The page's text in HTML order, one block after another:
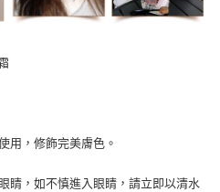
用，修飾完美膚色。
睛，如不慎進入眼睛，請立即以清水